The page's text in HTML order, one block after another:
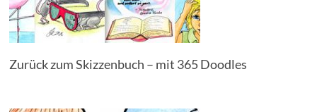
Zurück zum Skizzenbuch – mit 365 Doodles